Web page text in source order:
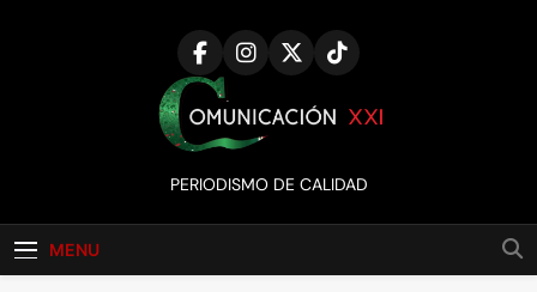
Comunicación
XXI
PERIODISMO DE CALIDAD
MENU